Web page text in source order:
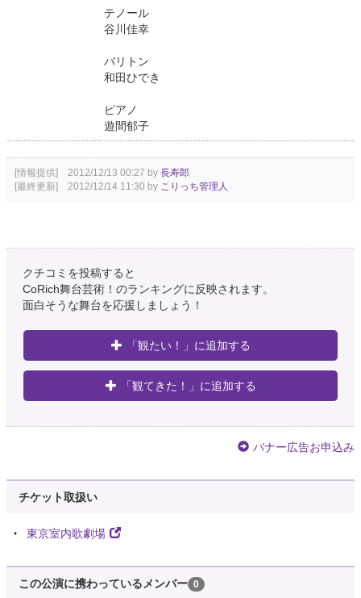
テノール
谷川佳幸
バリトン
和田ひでき
ピアノ
遊間郁子
[情報提供] 2012/12/13 00:27 by 長寿郎
[最終更新] 2012/12/14 11:30 by こりっち管理人
クチコミを投稿すると
CoRich舞台芸術！のランキングに反映されます。
面白そうな舞台を応援しましょう！
「観たい！」に追加する
「観てきた！」に追加する
バナー広告お申込み
チケット取扱い
東京室内歌劇場
この公演に携わっているメンバー 0